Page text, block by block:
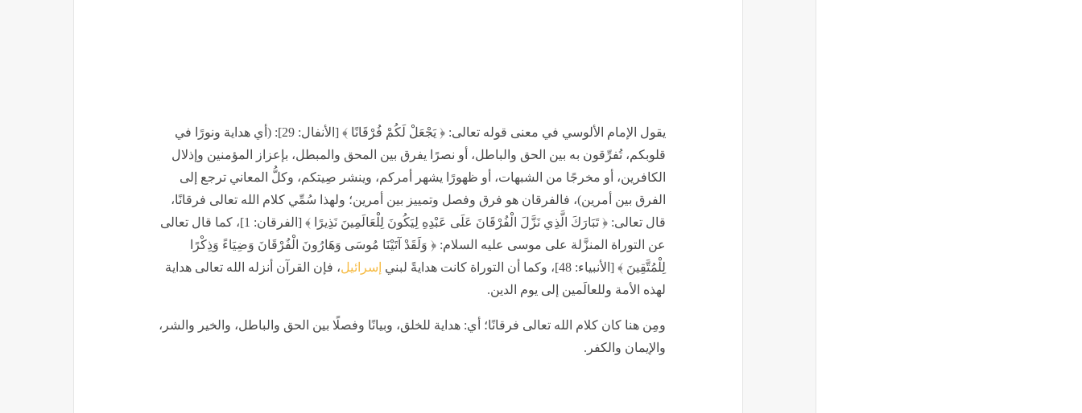
يقول الإمام الألوسي في معنى قوله تعالى: ﴿ يَجْعَلْ لَكُمْ فُرْقَانًا ﴾ [الأنفال: 29]: (أي هداية ونورًا في
قلوبكم، تُفرِّقون به بين الحق والباطل، أو نصرًا يفرق بين المحق والمبطل، بإعزاز المؤمنين وإذلال
الكافرين، أو مخرجًا من الشبهات، أو ظهورًا يشهر أمركم، وينشر صِيتكم، وكلُّ المعاني ترجع إلى
الفرق بين أمرين)، فالفرقان هو فرق وفصل وتمييز بين أمرين؛ ولهذا سُمِّي كلام الله تعالى فرقانًا،
قال تعالى: ﴿ تَبَارَكَ الَّذِي نَزَّلَ الْفُرْقَانَ عَلَى عَبْدِهِ لِيَكُونَ لِلْعَالَمِينَ نَذِيرًا ﴾ [الفرقان: 1]، كما قال تعالى
عن التوراة المنزَّلة على موسى عليه السلام: ﴿ وَلَقَدْ آتَيْنَا مُوسَى وَهَارُونَ الْفُرْقَانَ وَضِيَاءً وَذِكْرًا
لِلْمُتَّقِينَ ﴾ [الأنبياء: 48]، وكما أن التوراة كانت هدايةً لبني
إسرائيل، فإن القرآن أنزله الله تعالى هداية
لهذه الأمة وللعالَمين إلى يوم الدين.
ومِن هنا كان كلام الله تعالى فرقانًا؛ أي: هداية للخلق، وبيانًا وفصلًا بين الحق والباطل، والخير والشر،
والإيمان والكفر.